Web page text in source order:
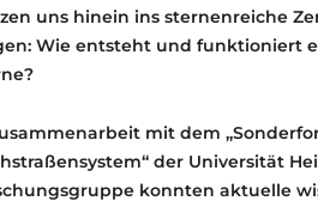
uns hinein ins sternenreiche
Wie entsteht und funktioniert
mit dem
der Universität
konnten aktuelle